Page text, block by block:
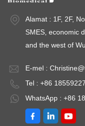
Alamat : 1F, 2F,
SMES, economic
and the west of
E-mel :
Tel : +86
WhatsApp : +86